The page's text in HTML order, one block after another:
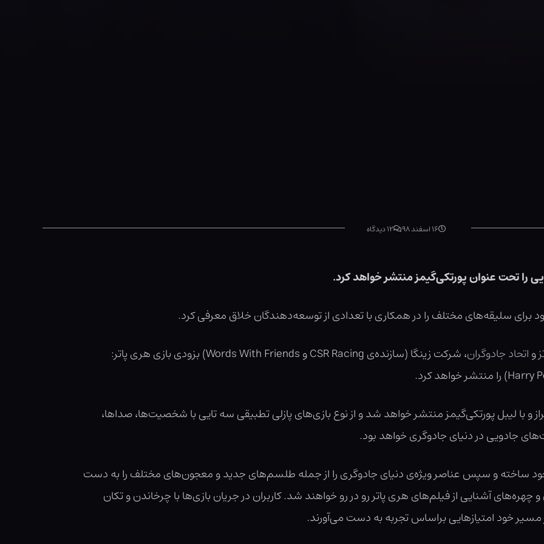
۱۶ اسفند ۹۸ ۱۲ دیدگاه
را تحت عنوان پورتکی‌گیمز منتشر خواهد کرد.
برای سلیقه‌های مختلف را در همکاری با تعدادی از توسعه‌دهندگان خلاق معرفی کرد.
واتحاد جادوگران
، شرکت زینگا (سازنده‌ی CSR Racing و Words With Friends) بزودی بازی هری پاتر:
و با لیبل پورتکی‌گیمز منتشر خواهد شد و از نوع بازی‌های پازلی تطبیقی سه تایی با شخصیت‌ها، صداها،
جادویی در دنیای جادوگری خواهد بود.
ساخته و سپس عناصر ویژه‌ی دنیای جادوگری را از جمله طلسم‌های جدید و معجون‌های مختلف را به دست
چهره‌های آشنایی از فیلم‌های هری پاتر رو در رو خواهند شد. کاربران در جریان بازی‌ها با چرخاندن و تکان
مسیر خود امتیازهایی براساس تجربه به دست می‌آورند.